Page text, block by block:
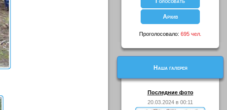
Проголосовало: 695 чел.
Наша галерея
Последние фото
20.03.2024 в 00:11